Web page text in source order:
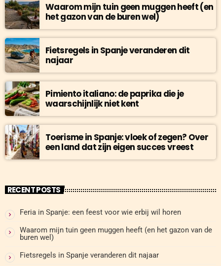
Waarom mijn tuin geen muggen heeft (en
het gazon van de buren wel)
Fietsregels in Spanje veranderen dit
najaar
Pimiento italiano: de paprika die je
waarschijnlijk niet kent
Toerisme in Spanje: vloek of zegen? Over
een land dat zijn eigen succes vreest
RECENT POSTS
Feria in Spanje: een feest voor wie erbij wil horen
Waarom mijn tuin geen muggen heeft (en het gazon van de
buren wel)
Fietsregels in Spanje veranderen dit najaar